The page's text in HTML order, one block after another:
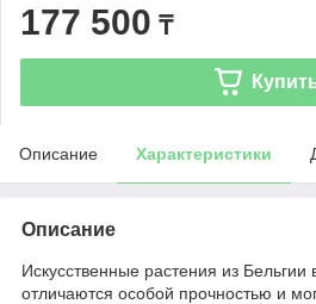
177 500 ₸
Описание Характеристики
Описание
Искусственные растения из Бельгии
отличаются особой прочностью и